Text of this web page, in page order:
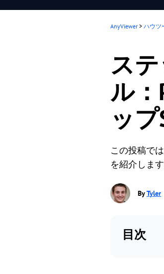
AnyViewer > ハウツ
ス
ル：
ッ
この投稿で
を紹介しま
ByTyler
目次